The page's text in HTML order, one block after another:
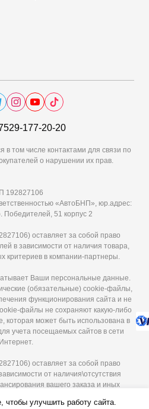
177-20-20
в том числе контактами для связи по
о нарушении их прав.
192827106
«АвтоБНП», юр.адрес:
Победителей, 51 корпус 2
оставляет за собой право
в зависимости от наличия товара,
критериев в компании-партнеры.
Ваши персональные данные.
(обязательные) cookie-файлы,
функционирования сайта и не
файлы не сохраняют какую-либо
которая может быть использована в
учета посещаемых сайтов в сети
Интернет.
оставляет за собой право
от наличия\отсутствия
вашего заказа и иных
их исключительно для
улучшить работу сайта.